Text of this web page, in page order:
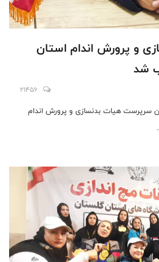
و پرورش اندام استان
شد
21456
سرپرست هیات بدنسازی و پرورش اندام